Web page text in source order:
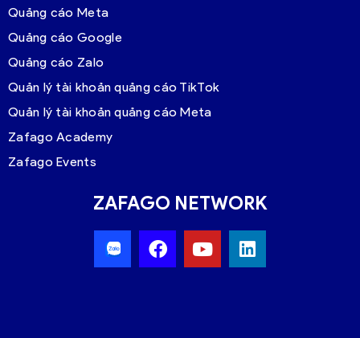
Quảng cáo Meta
Quảng cáo Google
Quảng cáo Zalo
Quản lý tài khoản quảng cáo TikTok
Quản lý tài khoản quảng cáo Meta
Zafago Academy
Zafago Events
ZAFAGO NETWORK